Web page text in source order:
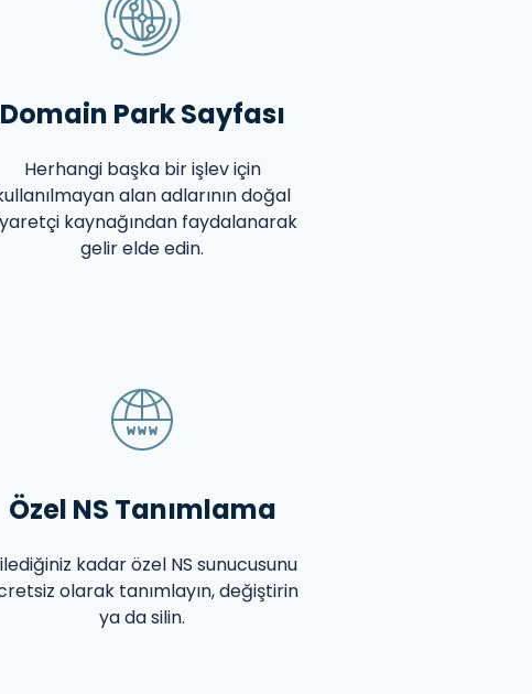
Domain Park Sayfası
Herhangi başka bir işlev için
alan adlarının doğal
kaynağından faydalanarak
gelir elde edin.
Özel NS Tanımlama
kadar özel NS sunucusunu
olarak tanımlayın, değiştirin
ya da silin.